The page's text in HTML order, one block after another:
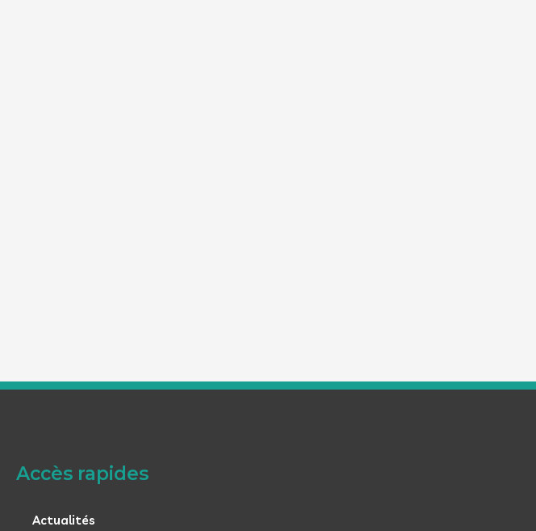
Accès rapides
Actualités